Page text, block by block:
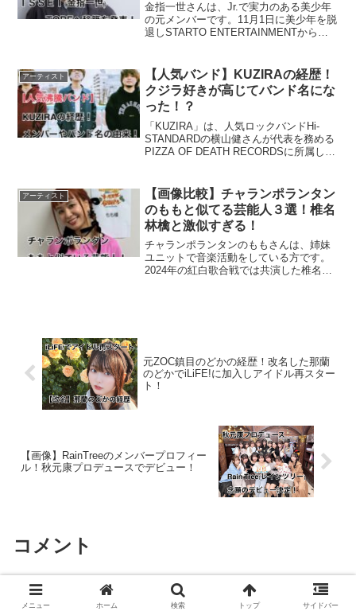
金指一世さんは、Jr.で実力のある美少年
の元メンバーです。11月1日に美少年を脱
退しSTARTO ENTERTAINMENTからも
した。そんな金指一世さんは、12月3日
に...
アーティスト
【人気バンド】KUZIRAの経歴！
クジラ好きが高じてバンド名にな
った！？
「KUZIRA」は、人気ロックバンドHi-
STANDARDの横山健さんが代表を務める
PIZZA OF DEATH RECORDSに所属して
了しています。フェスやラ...
アーティスト
【画像比較】チャランポランタン
のももと似てる芸能人３選！椎名
林檎と激似すぎる！
チャランポランタンのももさんは、姉妹
ユニットで音楽活動をしている方です。
2024年の紅白歌合戦では共演した椎名林
元ZOC鎮目のどかの経歴！改名した那蘭
のどかでiLiFE!に加入しアイドル再スター
ト！
【画像】RainTreeのメンバープロフィー
ル！秋元康プロデュースでデビュー！
コメント
コメントを書き込む
メニュー ホーム 検索 トップ サイドバー